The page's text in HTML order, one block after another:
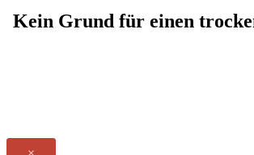
Kein Grund für einen